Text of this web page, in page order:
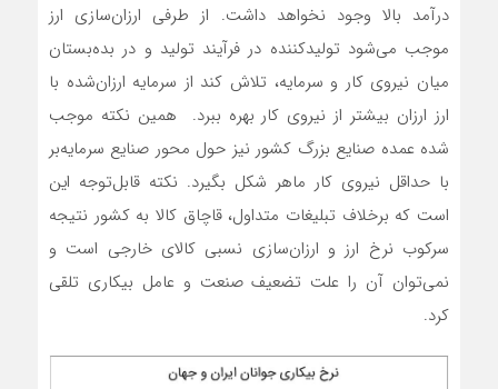
درآمد بالا وجود نخواهد داشت. از طرفی ارزان‌سازی ارز
موجب می‌شود تولیدکننده در فرآیند تولید و در بده‌بستان
میان نیروی کار و سرمایه، تلاش کند از سرمایه ارزان‌شده با
ارز ارزان بیشتر از نیروی کار بهره ببرد. همین نکته موجب
شده عمده صنایع بزرگ کشور نیز حول محور صنایع سرمایه‌بر
با حداقل نیروی کار ماهر شکل بگیرد. نکته قابل‌توجه این
است که برخلاف تبلیغات متداول، قاچاق کالا به کشور نتیجه
سرکوب نرخ ارز و ارزان‌سازی نسبی کالای خارجی است و
نمی‌توان آن را علت تضعیف صنعت و عامل بیکاری تلقی
کرد.